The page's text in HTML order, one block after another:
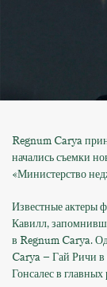
Regnum Carya
начались съемки
«Министерство
Известные актеры
Кавилл,
в Regnum Carya.
Carya – Гай Ричи в
Гонсалес в главных